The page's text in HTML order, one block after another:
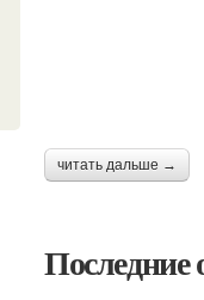
читать дальше →
Последние